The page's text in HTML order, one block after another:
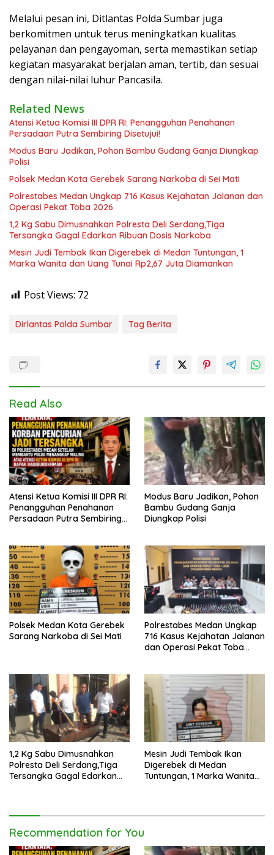
Melalui pesan ini, Ditlantas Polda Sumbar juga
berkomitmen untuk terus meningkatkan kualitas
pelayanan dan pengayoman, serta memastikan setiap
kegiatan masyarakat berjalan aman, tertib, dan sesuai
dengan nilai-nilai luhur Pancasila.
Related News
Atensi Ketua Komisi III DPR RI: Penangguhan Penahanan
Persadaan Putra Sembiring Disetujui!
Modus Baru Jadikan, Pohon Bambu Gudang Ganja Diungkap
Polisi
Polsek Medan Kota Gerebek Sarang Narkoba di Sei Mati
Polrestabes Medan Ungkap 716 Kasus Kejahatan Jalanan dan
Operasi Pekat Toba 2026
1,2 Kg Sabu Dimusnahkan Polresta Deli Serdang,Tiga
Tersangka Gagal Edarkan Ribuan Dosis Narkoba
Mesin Judi Tembak Ikan Digerebek di Medan Tuntungan, 1
Marka Wanita dan Uang Tunai Rp2,67 Juta Diamankan
Post Views: 72
Dirlantas Polda Sumbar Tag Berita
Read Also
Atensi Ketua Komisi III DPR RI:
Penangguhan Penahanan
Persadaan Putra Sembiring
Modus Baru Jadikan, Pohon
Bambu Gudang Ganja
Diungkap Polisi
Polsek Medan Kota Gerebek
Sarang Narkoba di Sei Mati
Polrestabes Medan Ungkap
716 Kasus Kejahatan Jalanan
dan Operasi Pekat Toba
1,2 Kg Sabu Dimusnahkan
Polresta Deli Serdang,Tiga
Tersangka Gagal Edarkan
Mesin Judi Tembak Ikan
Digerebek di Medan
Tuntungan, 1 Marka Wanita
Recommendation for You